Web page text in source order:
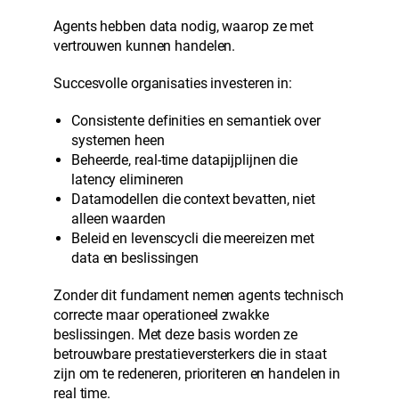
Agents hebben data nodig, waarop ze met
vertrouwen kunnen handelen.
Succesvolle organisaties investeren in:
Consistente definities en semantiek over
systemen heen
Beheerde, real-time datapijplijnen die
latency elimineren
Datamodellen die context bevatten, niet
alleen waarden
Beleid en levenscycli die meereizen met
data en beslissingen
Zonder dit fundament nemen agents technisch
correcte maar operationeel zwakke
beslissingen. Met deze basis worden ze
betrouwbare prestatieversterkers die in staat
zijn om te redeneren, prioriteren en handelen in
real time.